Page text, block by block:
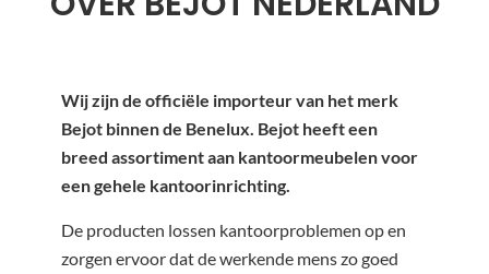
Wij zijn de officiële importeur van het merk
Bejot binnen de Benelux. Bejot heeft een
breed assortiment aan kantoormeubelen voor
een gehele kantoorinrichting.
De producten lossen kantoorproblemen op en
zorgen ervoor dat de werkende mens zo goed